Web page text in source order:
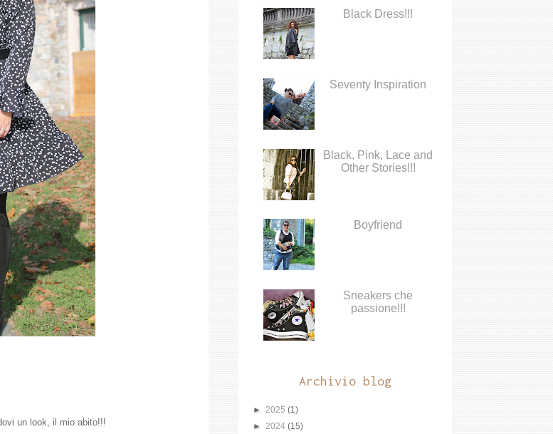
un look, il mio abito!!!
Black Dress!!!
Seventy Inspiration
Black, Pink, Lace and
Other Stories!!!
Boyfriend
Sneakers che
passione!!!
Archivio blog
► 2025 (1)
► 2024 (15)